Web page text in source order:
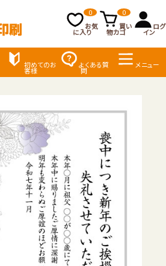
お気
に入り
0
買い
物カゴ
0
ログ
イン
初めてのお
客様
よくある質
問
メニュー